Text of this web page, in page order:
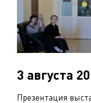
3 августа
Презентация